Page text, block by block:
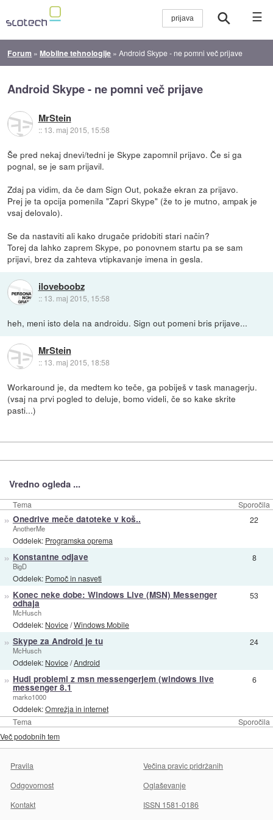
☰
Forum »Mobilne tehnologije »Android Skype - ne pomni več prijave
Android Skype - ne pomni več prijave
MrStein
:: 13. maj 2015, 15:58
Še pred nekaj dnevi/tedni je Skype zapomnil prijavo. Če si ga
pognal, se je sam prijavil.
Zdaj pa vidim, da če dam Sign Out, pokaže ekran za prijavo.
Prej je ta opcija pomenila "Zapri Skype" (že to je mutno, ampak je
vsaj delovalo).
Se da nastaviti ali kako drugače pridobiti stari način?
Torej da lahko zaprem Skype, po ponovnem startu pa se sam
prijavi, brez da zahteva vtipkavanje imena in gesla.
iloveboobz
:: 13. maj 2015, 15:58
heh, meni isto dela na androidu. Sign out pomeni bris prijave...
MrStein
:: 13. maj 2015, 18:58
Workaround je, da medtem ko teče, ga pobiješ v task managerju.
(vsaj na prvi pogled to deluje, bomo videli, če so kake skrite
pasti...)
Vredno ogleda ...
Tema Sporočila
Tema Sporočila
» Onedrive meče datoteke v koš..
AnotherMe
Oddelek: Programska oprema
22
» Konstantne odjave
BigD
Oddelek: Pomoč in nasveti
8
» Konec neke dobe: Windows Live (MSN) Messenger
odhaja
McHusch
Oddelek: Novice/Windows Mobile
53
» Skype za Android je tu
McHusch
Oddelek: Novice/Android
24
» Hudi problemi z msn messengerjem (windows live
messenger 8.1
marko1000
Oddelek:Omrežja in internet
6
Več podobnih tem
Pravila
Večina pravic pridržanih
Odgovornost
Oglaševanje
Kontakt
ISSN 1581-0186